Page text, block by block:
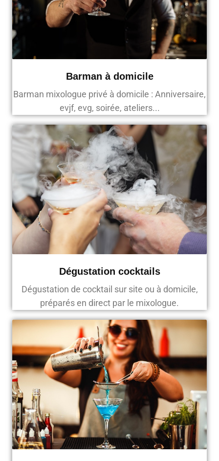
Barman à domicile
Barman mixologue privé à domicile : Anniversaire,
evjf, evg, soirée, ateliers...
Dégustation cocktails
Dégustation de cocktail sur site ou à domicile,
préparés en direct par le mixologue.